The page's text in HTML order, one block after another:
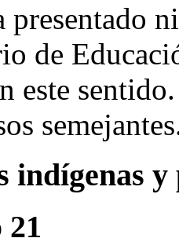
presentado
de
este
indígenas y